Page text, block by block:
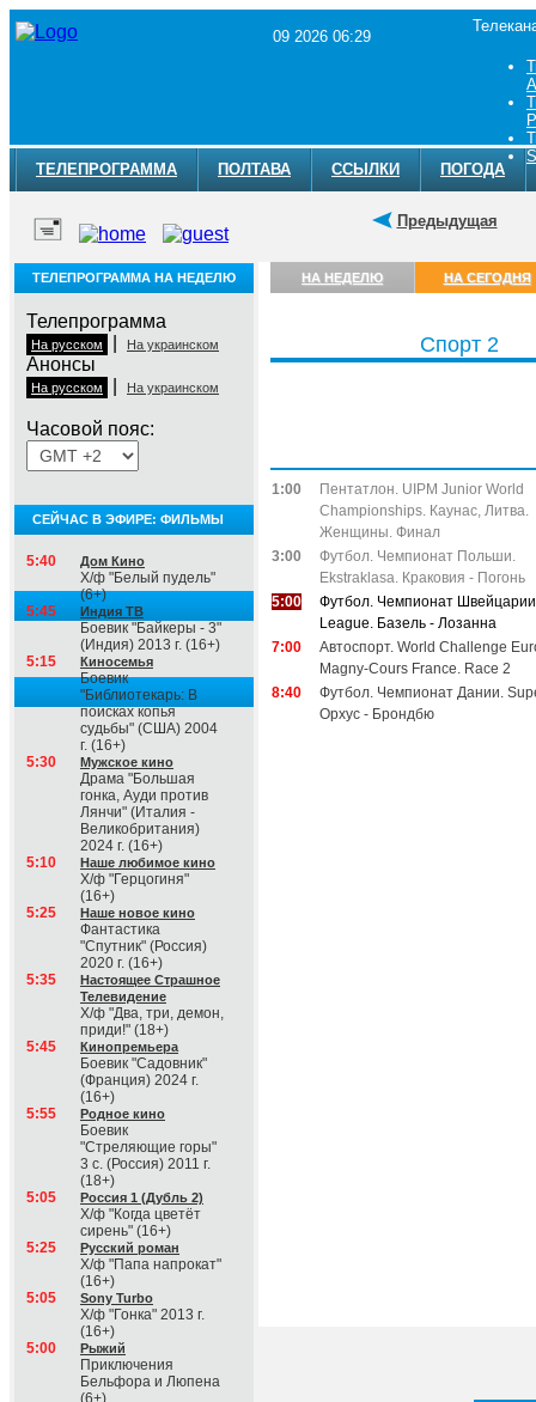
09 2026 06:29
ТЕЛЕПРОГРАММА ПОЛТАВА ССЫЛКИ ПОГОДА
Предыдущая
ТЕЛЕПРОГРАММА НА НЕДЕЛЮ
Телепрограмма
На русском На украинском
Анонсы
На русском На украинском
Часовой пояс:
СЕЙЧАС В ЭФИРЕ: ФИЛЬМЫ
5:40 Дом Кино
Х/ф "Белый пудель"
(6+)
5:45
Индия ТВ
Боевик "Байкеры - 3"
(Индия) 2013 г. (16+)
5:15
Киносемья
Боевик
"Библиотекарь: В
поисках копья
судьбы" (США) 2004
г. (16+)
5:30
Мужское кино
Драма "Большая
гонка, Ауди против
Лянчи" (Италия -
Великобритания)
2024 г. (16+)
5:10
Наше любимое кино
Х/ф "Герцогиня"
(16+)
5:25
Наше новое кино
Фантастика
"Спутник" (Россия)
2020 г. (16+)
5:35
Настоящее Страшное
Телевидение
Х/ф "Два, три, демон,
приди!" (18+)
5:45
Кинопремьера
Боевик "Садовник"
(Франция) 2024 г.
(16+)
5:55
Родное кино
Боевик
"Стреляющие горы"
3 с. (Россия) 2011 г.
(18+)
5:05
Россия 1 (Дубль 2)
Х/ф "Когда цветёт
сирень" (16+)
5:25
Русский роман
Х/ф "Папа напрокат"
(16+)
5:05
Sony Turbo
Х/ф "Гонка" 2013 г.
(16+)
5:00
Рыжий
Приключения
Бельфора и Люпена
(6+)
НА НЕДЕЛЮ НА СЕГОДНЯ
Спорт 2
1:00
Пентатлон. UIPM Junior World
Championships. Каунас, Литва.
Женщины. Финал
3:00
Футбол. Чемпионат Польши.
Ekstraklasa. Краковия - Погонь
5:00
Футбол. Чемпионат
League. Базель - Лозанна
7:00
Автоспорт. World Challenge
Magny-Cours France. Race 2
8:40
Футбол. Чемпионат Дании.
Орхус - Брондбю